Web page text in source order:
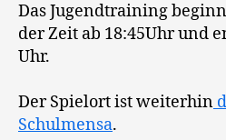
Das Jugendtraining
der Zeit ab 18:45Uhr und
Uhr.
Der Spielort ist weiterhin
Schulmensa.